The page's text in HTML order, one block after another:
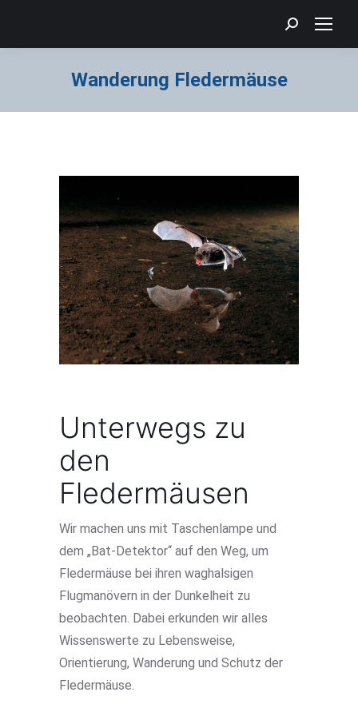
Search:
Wanderung Fledermäuse
Unterwegs zu
den
Fledermäusen
Wir machen uns mit Taschenlampe und
dem „Bat-Detektor“ auf den Weg, um
Fledermäuse bei ihren waghalsigen
Flugmanövern in der Dunkelheit zu
beobachten. Dabei erkunden wir alles
Wissenswerte zu Lebensweise,
Orientierung, Wanderung und Schutz der
Fledermäuse.